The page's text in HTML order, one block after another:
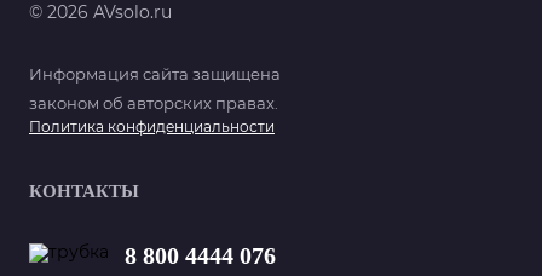
© 2026 AVsolo.ru
Информация сайта защищена
законом об авторских правах.
Политика конфиденциальности
КОНТАКТЫ
8 800 4444 076